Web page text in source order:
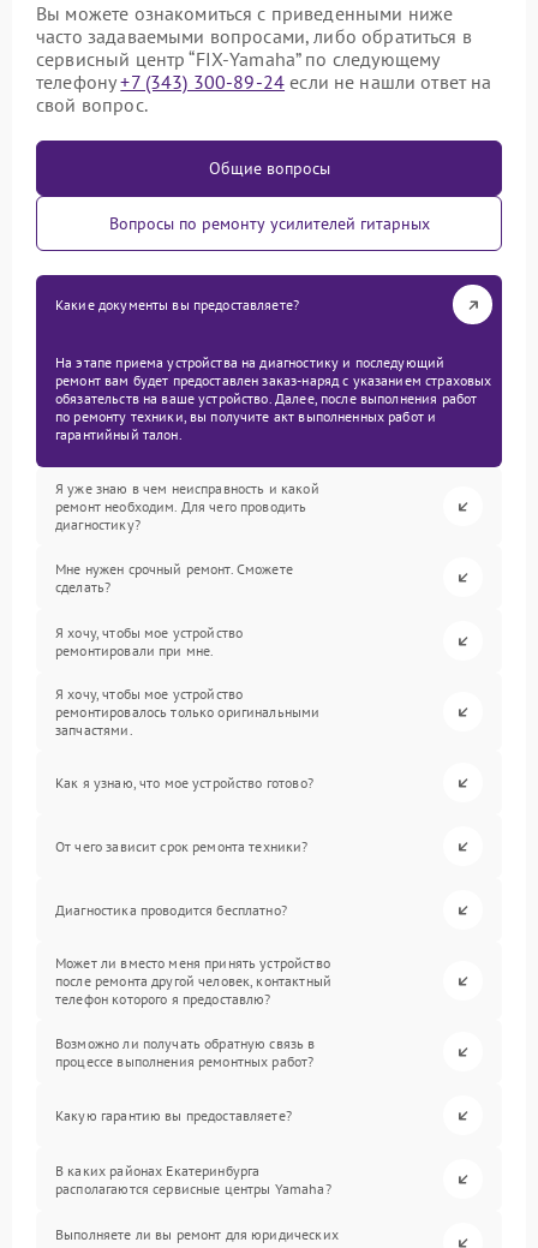
Вы можете ознакомиться с приведенными ниже
часто задаваемыми вопросами, либо обратиться в
сервисный центр “FIX-Yamaha” по следующему
телефону+7 (343) 300-89-24 если не нашли ответ на
свой вопрос.
Общие вопросы
Вопросы по ремонту усилителей гитарных
Какие документы вы предоставляете?
На этапе приема устройства на диагностику и последующий
ремонт вам будет предоставлен заказ-наряд с указанием страховых
обязательств на ваше устройство. Далее, после выполнения работ
по ремонту техники, вы получите акт выполненных работ и
гарантийный талон.
Я уже знаю в чем неисправность и какой
ремонт необходим. Для чего проводить
диагностику?
Мне нужен срочный ремонт. Сможете
сделать?
Я хочу, чтобы мое устройство
ремонтировали при мне.
Я хочу, чтобы мое устройство
ремонтировалось только оригинальными
запчастями.
Как я узнаю, что мое устройство готово?
От чего зависит срок ремонта техники?
Диагностика проводится бесплатно?
Может ли вместо меня принять устройство
после ремонта другой человек, контактный
телефон которого я предоставлю?
Возможно ли получать обратную связь в
процессе выполнения ремонтных работ?
Какую гарантию вы предоставляете?
В каких районах Екатеринбурга
располагаются сервисные центры Yamaha?
Выполняете ли вы ремонт для юридических